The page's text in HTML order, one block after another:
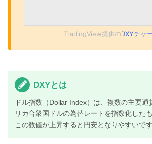
TradingView提供のDXYチャ
DXYとは
ドル指数（Dollar Index）は、複数の主要通
リカ合衆国ドルの為替レートを指数化したも
この数値が上昇すると円安となりやすいです